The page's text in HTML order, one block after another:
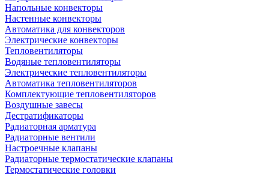
Напольные конвекторы
Настенные конвекторы
Автоматика для конвекторов
Электрические конвекторы
Тепловентиляторы
Водяные тепловентиляторы
Электрические тепловентиляторы
Автоматика тепловентиляторов
Комплектующие тепловентиляторов
Воздушные завесы
Дестратификаторы
Радиаторная арматура
Радиаторные вентили
Настроечные клапаны
Радиаторные термостатические клапаны
Термостатические головки